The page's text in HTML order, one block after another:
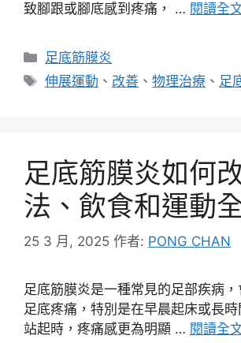
致腳跟或腳底感到疼痛， … 閱讀全
分
類
足底筋膜炎
標
伸展運動 、 改善 、物理治療 、 足
足底筋膜炎如何
法、飲食和運動
25 3 月, 2025 作者: PONG CHAN
足底筋膜炎是一種常見的足部疾病
足底疼痛，特別是在早晨起床或長
站起時，疼痛感更為明顯 … 閱讀全